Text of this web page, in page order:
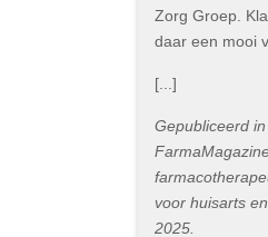
Zorg Groep.
daar een mooi
[...]
Gepubliceerd in
voor huisarts
2025.